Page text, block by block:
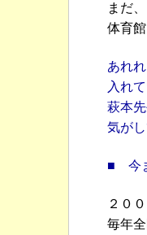
まだ
体育
あれ
入れ
萩本
気がし
■ 今
２０
毎年